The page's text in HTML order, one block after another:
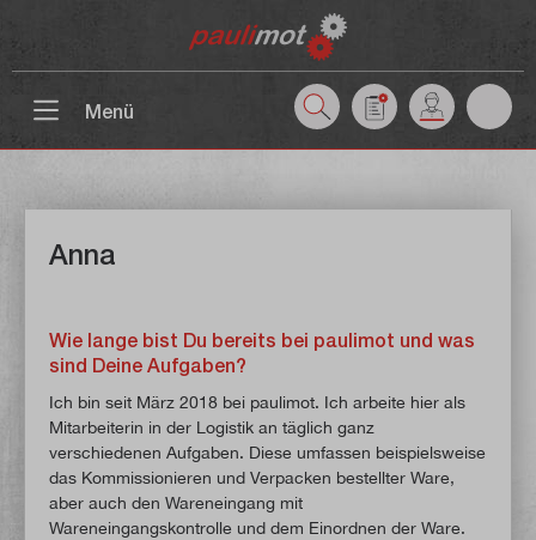
Menü
Anna
Wie lange bist Du bereits bei paulimot und was
sind Deine Aufgaben?
Ich bin seit März 2018 bei paulimot. Ich arbeite hier als
Mitarbeiterin in der Logistik an täglich ganz
verschiedenen Aufgaben. Diese umfassen beispielsweise
das Kommissionieren und Verpacken bestellter Ware,
aber auch den Wareneingang mit
Wareneingangskontrolle und dem Einordnen der Ware.